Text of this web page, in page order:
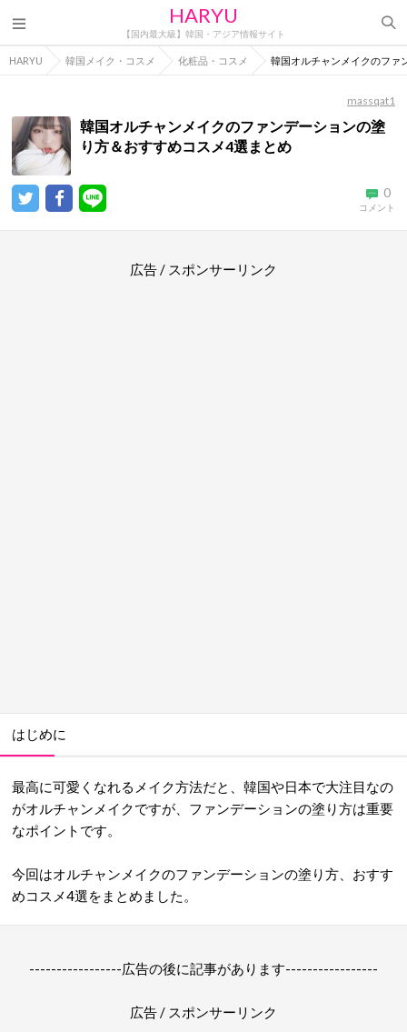
HARYU
【国内最大級】韓国・アジア情報サイト
HARYU 韓国メイク・コスメ 化粧品・コスメ 韓国オルチャンメイクのファ
massqat1
韓国オルチャンメイクのファンデーションの塗
り方＆おすすめコスメ4選まとめ
0
コメント
広告 / スポンサーリンク
はじめに
最高に可愛くなれるメイク方法だと、韓国や日本で大注目なの
がオルチャンメイクですが、ファンデーションの塗り方は重要
なポイントです。
今回はオルチャンメイクのファンデーションの塗り方、おすす
めコスメ4選をまとめました。
-----------------広告の後に記事があります-----------------
広告 / スポンサーリンク